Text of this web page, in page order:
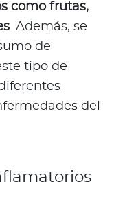
como frutas,
. Además, se
de
tipo de
del